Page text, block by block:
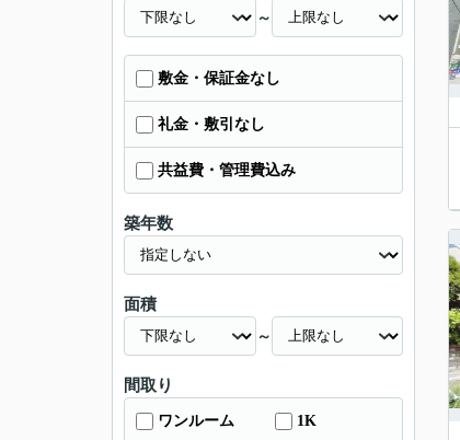
～
敷金・保証金なし
礼金・敷引なし
共益費・管理費込み
築年数
面積
～
間取り
ワンルーム 1K